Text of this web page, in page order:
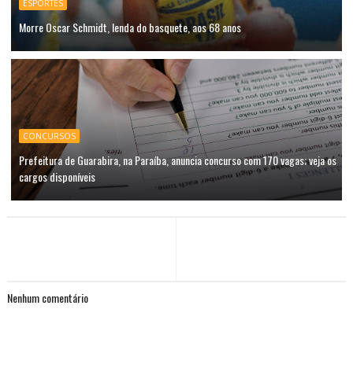
ESPORTES
Morre Oscar Schmidt, lenda do basquete, aos 68 anos
CONCURSOS
Prefeitura de Guarabira, na Paraíba, anuncia concurso com 170 vagas; veja os
cargos disponíveis
Nenhum comentário